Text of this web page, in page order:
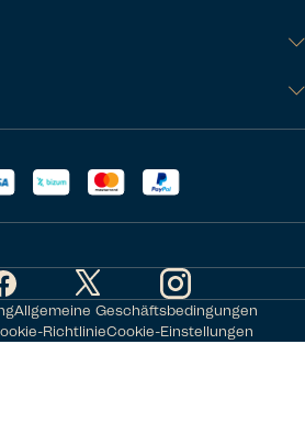
Allgemeine Geschäftsbedingungen
RichtlinieCookie-Einstellungen